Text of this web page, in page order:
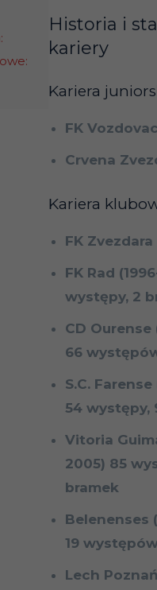
Historia i
kariery
Kariera
FK Vozdovac
Crvena
Kariera
FK Zvezdara
FK Rad
występy, 2
CD Ourense
66
S.C.
54 występy,
Vitoria
2005) 85
bramek
Belenenses
19
Lech